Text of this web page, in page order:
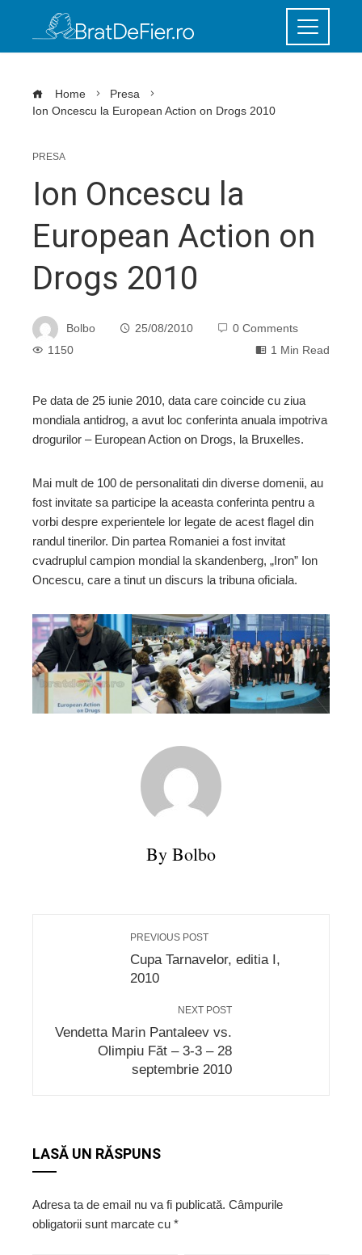
Home
Presa
Ion Oncescu la European Action on Drogs 2010
PRESA
Ion Oncescu la
European Action on
Drogs 2010
Bolbo 25/08/2010
0 Comments
1150
1 Min Read
Pe data de 25 iunie 2010, data care coincide cu ziua
mondiala antidrog, a avut loc conferinta anuala impotriva
drogurilor – European Action on Drogs, la Bruxelles.
Mai mult de 100 de personalitati din diverse domenii, au
fost invitate sa participe la aceasta conferinta pentru a
vorbi despre experientele lor legate de acest flagel din
randul tinerilor. Din partea Romaniei a fost invitat
cvadruplul campion mondial la skandenberg, „Iron” Ion
Oncescu, care a tinut un discurs la tribuna oficiala.
By Bolbo
PREVIOUS POST
Cupa Tarnavelor, editia I,
2010
NEXT POST
Vendetta Marin Pantaleev vs.
Olimpiu Făt – 3-3 – 28
septembrie 2010
LASĂ UN RĂSPUNS
Adresa ta de email nu va fi publicată. Câmpurile
obligatorii sunt marcate cu *